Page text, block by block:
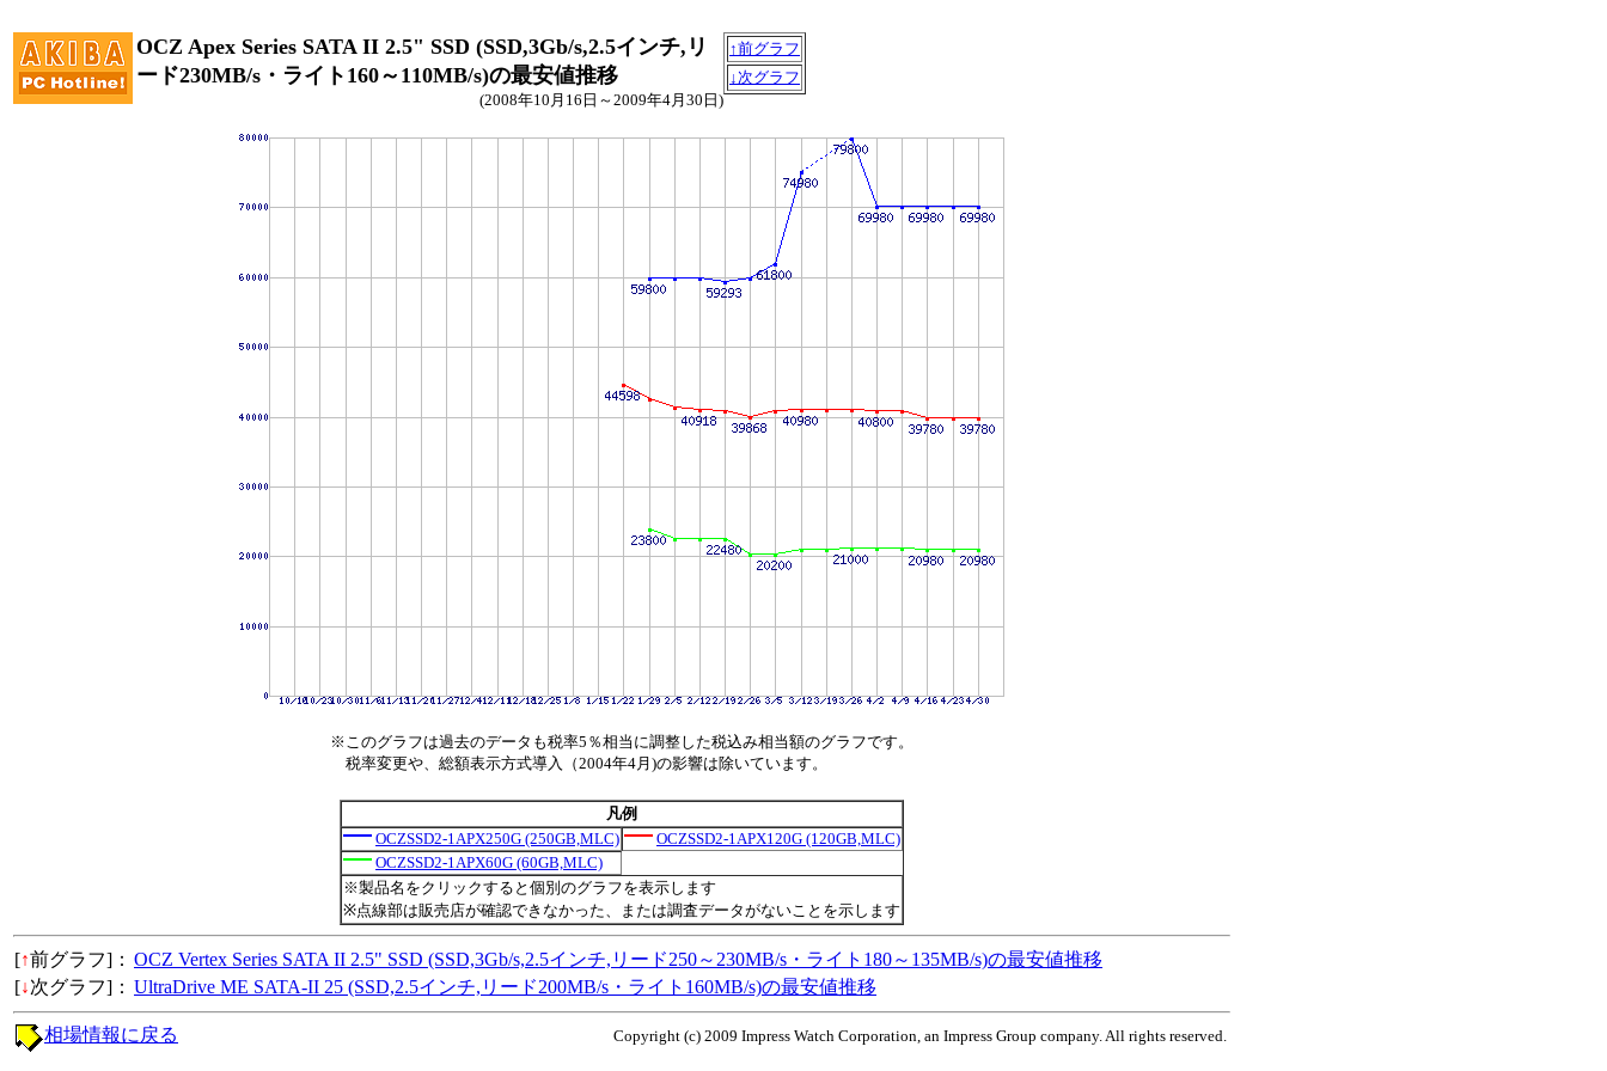
OCZ Apex Series SATA II 2.5" SSD (SSD,3Gb/s,2.5インチ,リ
ード230MB/s・ライト160～110MB/s)の最安値推移
↑前グラフ
↓次グラフ
(2008年10月16日～2009年4月30日)
※このグラフは過去のデータも税率5％相当に調整した税込み相当額のグラフです。
税率変更や、総額表示方式導入（2004年4月)の影響は除いています。
凡例
OCZSSD2-1APX250G (250GB,MLC)
OCZSSD2-1APX120G (120GB,MLC)
OCZSSD2-1APX60G (60GB,MLC)
※製品名をクリックすると個別のグラフを表示します
※点線部は販売店が確認できなかった、または調査データがないことを示します
[↑前グラフ]： OCZ Vertex Series SATA II 2.5" SSD (SSD,3Gb/s,2.5インチ,リード250～230MB/s・ライト180～135MB/s)の最安値推移
[↓次グラフ]： UltraDrive ME SATA-II 25 (SSD,2.5インチ,リード200MB/s・ライト160MB/s)の最安値推移
Copyright (c) 2009 Impress Watch Corporation, an Impress Group company. All rights reserved.
相場情報に戻る